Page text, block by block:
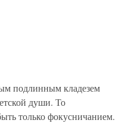
подлинным кладезем
души. То
только фокусничанием.